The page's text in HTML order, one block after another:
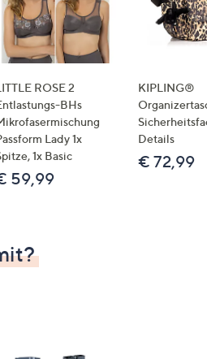
ROSE 2
BHs
Lady 1x
1x Basic
59,99
KIPLING®
Details
€ 72,99